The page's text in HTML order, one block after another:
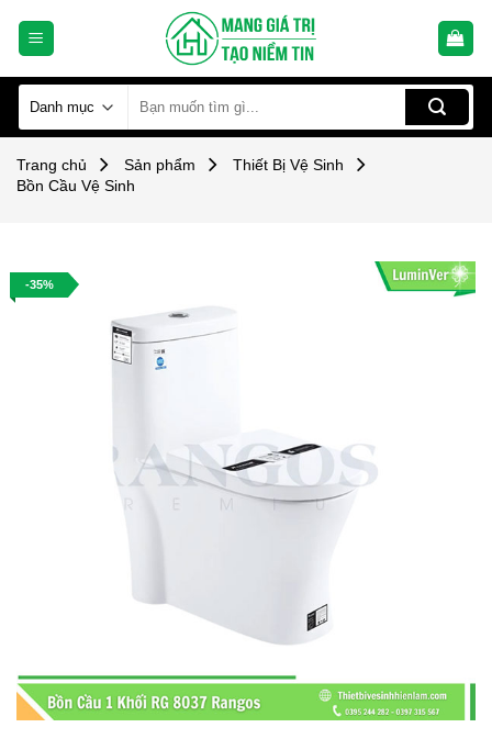
kiếm:
Trang chủ Sản phẩm
Thiết Bị Vệ Sinh
Bồn Cầu Vệ Sinh
-35%